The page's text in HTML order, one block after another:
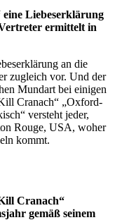
Liebeserklärung
ermittelt in
an die
zugleich vor. Und der
Mundart bei einigen
Cranach“ „Oxford-
versteht jeder,
Rouge, USA, woher
kommt.
Cranach“
gemäß seinem